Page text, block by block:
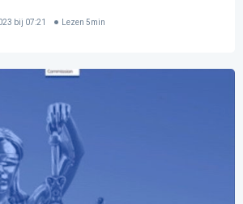
bij 07:21 Lezen 5min